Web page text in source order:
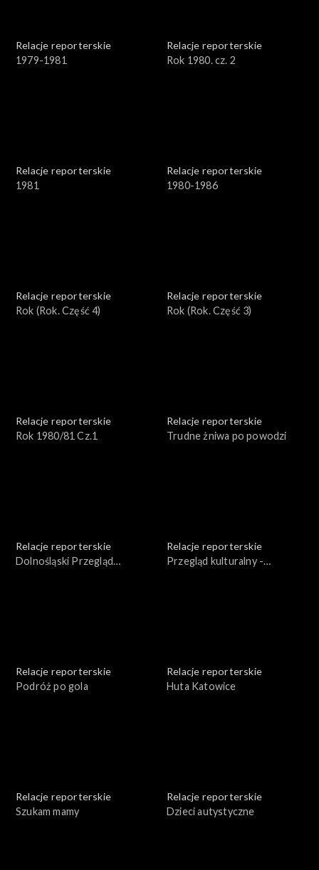
Relacje reporterskie
1979-1981
Relacje reporterskie
Rok 1980. cz. 2
Relacje reporterskie
1981
Relacje reporterskie
1980-1986
Relacje reporterskie
Rok (Rok. Część 4)
Relacje reporterskie
Rok (Rok. Część 3)
Relacje reporterskie
Rok 1980/81 Cz.1
Relacje reporterskie
Trudne żniwa po powodzi
Relacje reporterskie
Dolnośląski Przegląd
Relacje reporterskie
Przegląd kulturalny -
Relacje reporterskie
Podróż po gola
Relacje reporterskie
Huta Katowice
Relacje reporterskie
Szukam mamy
Relacje reporterskie
Dzieci autystyczne